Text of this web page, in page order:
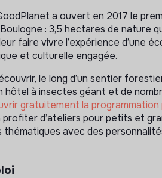
a ouvert en 2017 le
: 3,5 hectares de nature
faire vivre l’expérience d’une
et culturelle engagée.
le long d’un sentier
hôtel à insectes géant et de
gratuitement la
d’ateliers pour petits et
avec des